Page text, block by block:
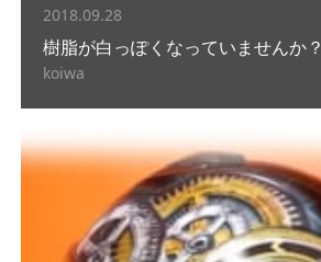
2018.09.28
樹脂が白っぽくなっていませんか？
koiwa